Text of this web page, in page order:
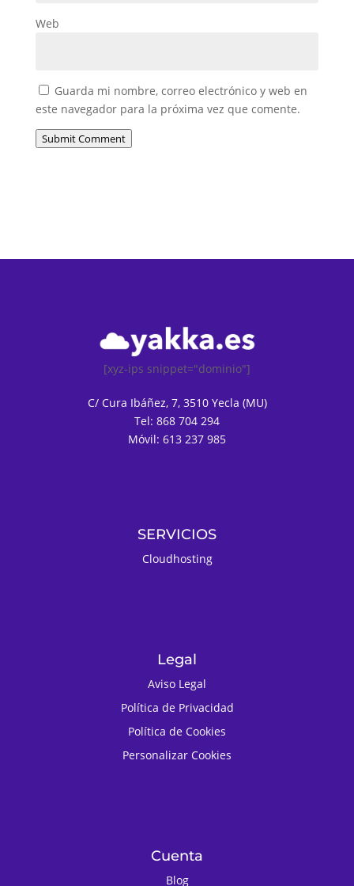
Web
Guarda mi nombre, correo electrónico y web en
este navegador para la próxima vez que comente.
Submit Comment
[xyz-ips snippet="dominio"]
C/ Cura Ibáñez, 7, 3510 Yecla (MU)
Tel: 868 704 294
Móvil: 613 237 985
SERVICIOS
Cloudhosting
Legal
Aviso Legal
Política de Privacidad
Política de Cookies
Personalizar Cookies
Cuenta
Blog